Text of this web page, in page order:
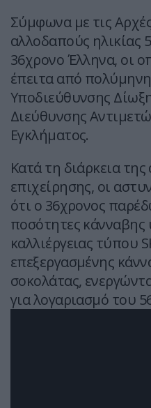
Σύμφωνα με τις
αλλοδαπούς ηλικίας
36χρονο Έλληνα, οι
έπειτα από
Υποδιεύθυνσης
Διεύθυνσης
Εγκλήματος.
Κατά τη διάρκεια
επιχείρησης, οι
ότι ο 36χρονος
ποσότητες κάνναβης
καλλιέργειας τύπου
επεξεργασμένης
σοκολάτας,
για λογαριασμό του